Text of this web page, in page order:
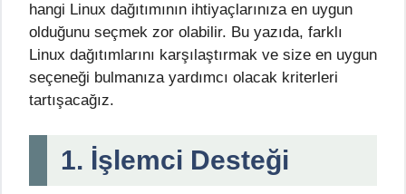
hangi Linux dağıtımının ihtiyaçlarınıza en uygun
olduğunu seçmek zor olabilir. Bu yazıda, farklı
Linux dağıtımlarını karşılaştırmak ve size en uygun
seçeneği bulmanıza yardımcı olacak kriterleri
tartışacağız.
1. İşlemci Desteği